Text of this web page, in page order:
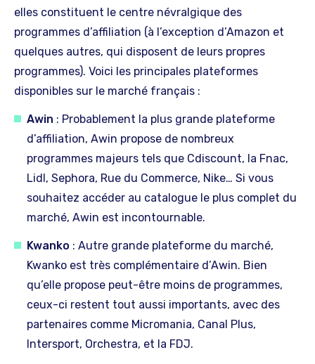
elles constituent le centre névralgique des
programmes d’affiliation (à l’exception d’Amazon et
quelques autres, qui disposent de leurs propres
programmes). Voici les principales plateformes
disponibles sur le marché français :
Awin : Probablement la plus grande plateforme
d’affiliation, Awin propose de nombreux
programmes majeurs tels que Cdiscount, la Fnac,
Lidl, Sephora, Rue du Commerce, Nike… Si vous
souhaitez accéder au catalogue le plus complet du
marché, Awin est incontournable.
Kwanko : Autre grande plateforme du marché,
Kwanko est très complémentaire d’Awin. Bien
qu’elle propose peut-être moins de programmes,
ceux-ci restent tout aussi importants, avec des
partenaires comme Micromania, Canal Plus,
Intersport, Orchestra, et la FDJ.